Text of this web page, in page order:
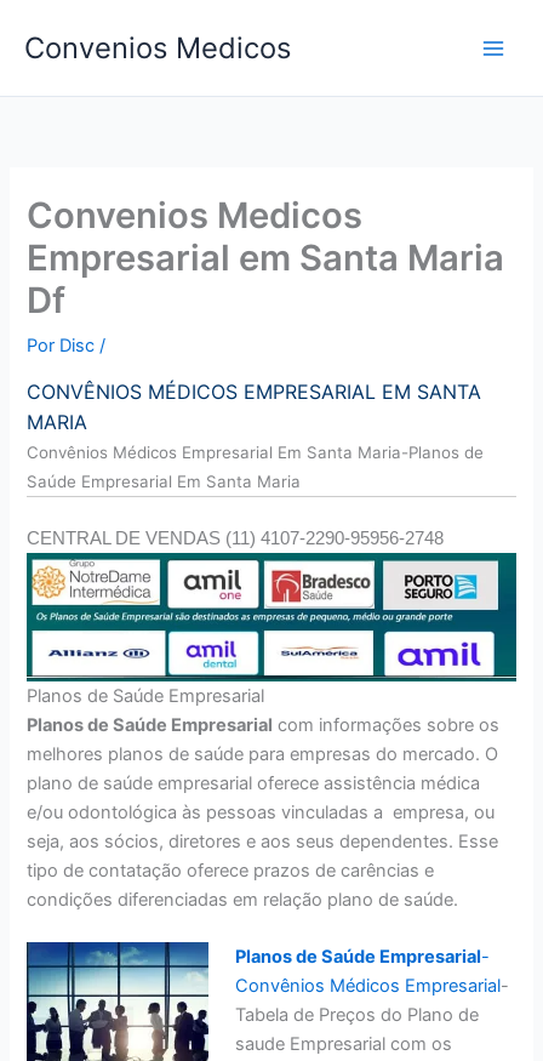
para
conteúdo
Convenios Medicos
Convenios Medicos
Empresarial em Santa Maria
Df
Por Disc/
CONVÊNIOS MÉDICOS EMPRESARIAL EM SANTA
MARIA
Convênios Médicos Empresarial Em Santa Maria-Planos de
Saúde Empresarial Em Santa Maria
CENTRAL DE VENDAS (11) 4107-2290-95956-2748
Planos de Saúde Empresarial
Planos de Saúde Empresarial com informações sobre os
melhores planos de saúde para empresas do mercado. O
plano de saúde empresarial oferece assistência médica
e/ou odontológica às pessoas vinculadas a empresa, ou
seja, aos sócios, diretores e aos seus dependentes. Esse
tipo de contatação oferece prazos de carências e
condições diferenciadas em relação plano de saúde.
Planos de Saúde Empresarial-
Convênios Médicos Empresarial-
Tabela de Preços do Plano de
saude Empresarial com os